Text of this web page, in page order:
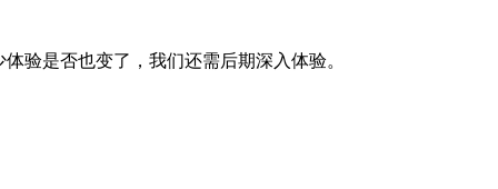
验是否也变了，我们还需后期深入体验。